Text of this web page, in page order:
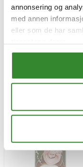
annonsering og
med annen
eller som de har
Bestillingsvare
Kjøp
Mest besøkt